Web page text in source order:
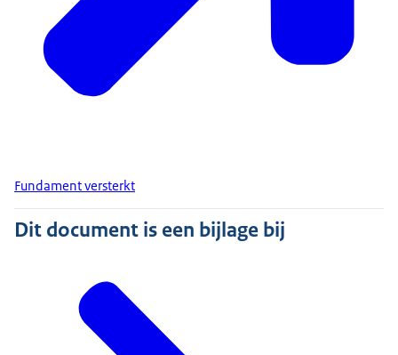
Fundament versterkt
Dit document is een bijlage bij